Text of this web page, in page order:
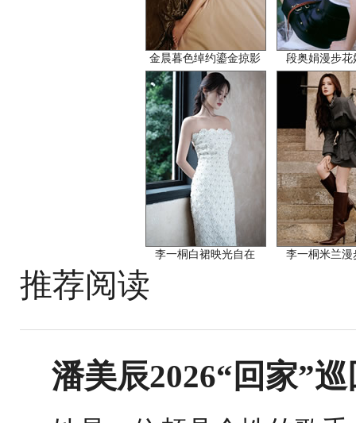
金晨暮色绰约鎏金掠影 段奥娟漫步花
李一桐白裙映光自在 李一桐米兰漫
推荐阅读
潘美辰2026“回家”